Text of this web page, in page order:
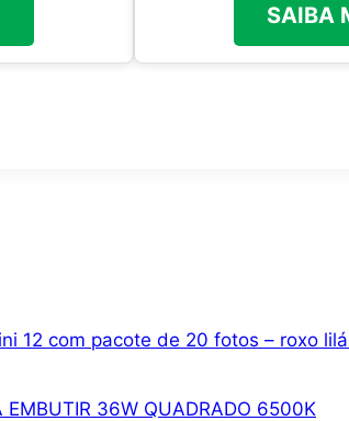
SAIBA
12 com pacote de 20 fotos – roxo
EMBUTIR 36W QUADRADO 6500K